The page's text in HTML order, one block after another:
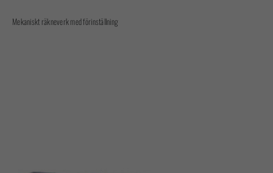
Mekaniskt räkneverk med förinställning